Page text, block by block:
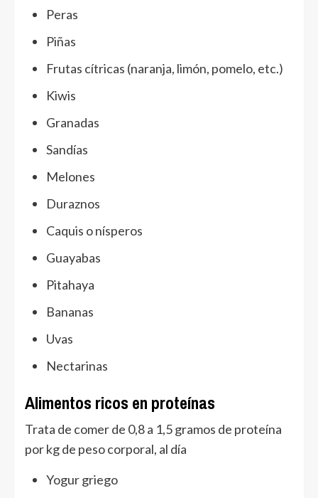
Peras
Piñas
Frutas cítricas (naranja, limón, pomelo, etc.)
Kiwis
Granadas
Sandías
Melones
Duraznos
Caquis o nísperos
Guayabas
Pitahaya
Bananas
Uvas
Nectarinas
Alimentos ricos en proteínas
Trata de comer de 0,8 a 1,5 gramos de proteína
por kg de peso corporal, al día
Yogur griego